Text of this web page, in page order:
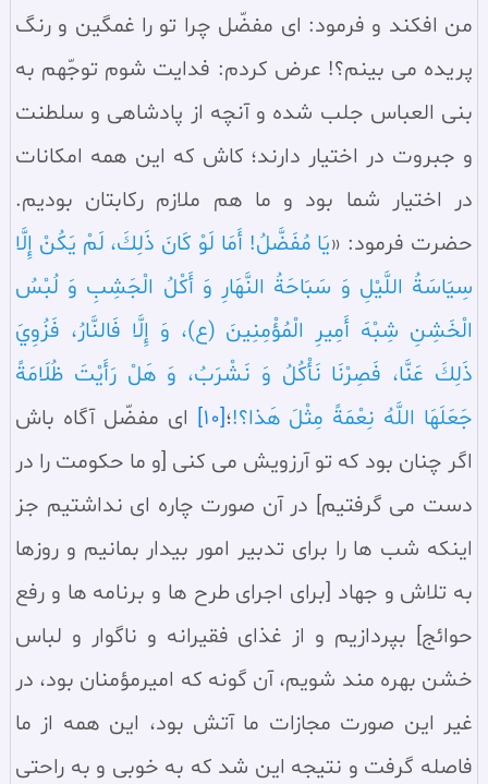
من افكند و فرمود: اى مفضّل چرا تو را غمگين و رنگ
پريده مى بينم؟! عرض كردم: فدايت شوم توجّهم به
بنى العباس جلب شده و آنچه از پادشاهى و سلطنت
و جبروت در اختيار دارند؛ كاش كه اين همه امكانات
در اختيار شما بود و ما هم ملازم ركابتان بوديم.
حضرت فرمود: «يَا مُفَضَّلُ! أَمَا لَوْ كَانَ ذَلِكَ، لَمْ يَكُنْ إِلَّا
سِيَاسَةُ اللَّيْلِ وَ سَبَاحَةُ النَّهَارِ وَ أَكْلُ الْجَشِبِ وَ لُبْسُ
الْخَشِنِ شِبْهَ أَمِيرِ الْمُؤْمِنِينَ (ع)، وَ إِلَّا فَالنَّارُ، فَزُوِيَ
ذَلِكَ عَنَّا، فَصِرْنَا نَأْكُلُ وَ نَشْرَبُ، وَ هَلْ رَأَيْتَ ظُلَامَةً
جَعَلَهَا اللَّهُ نِعْمَةً مِثْلَ هَذا؟!؛[10] اى مفضّل آگاه باش
اگر چنان بود كه تو آرزويش مى كنى [و ما حكومت را در
دست مى گرفتيم] در آن صورت چاره اى نداشتيم جز
اينكه شب ها را براى تدبير امور بيدار بمانيم و روزها
به تلاش و جهاد [براى اجراى طرح ها و برنامه ها و رفع
حوائج] بپردازيم و از غذاى فقيرانه و ناگوار و لباس
خشن بهره مند شويم، آن گونه كه اميرمؤمنان بود، در
غير اين صورت مجازات ما آتش بود، اين همه از ما
فاصله گرفت و نتيجه اين شد كه به خوبى و به راحتى